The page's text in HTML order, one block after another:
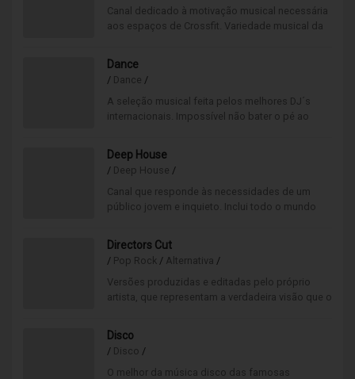
Canal dedicado à motivação musical necessária
aos espaços de Crossfit. Variedade musical da
alternativo.
Dance
/ Dance /
A seleção musical feita pelos melhores DJ´s
internacionais. Impossível não bater o pé ao
ambientes mais jovens.
Deep House
/ Deep House /
Canal que responde às necessidades de um
público jovem e inquieto. Inclui todo o mundo
music.
Directors Cut
/ Pop Rock / Alternativa /
Versões produzidas e editadas pelo próprio
artista, que representam a verdadeira visão que o
visão de sua editora.
Disco
/ Disco /
O melhor da música disco das famosas